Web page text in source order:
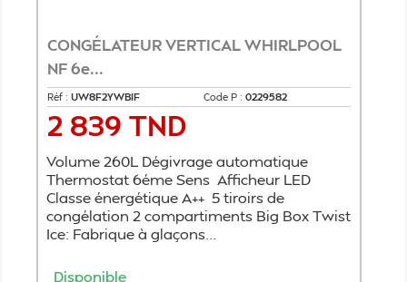
CONGÉLATEUR VERTICAL WHIRLPOOL
NF 6e...
Réf : UW8F2YWBIF Code P : 0229582
Prix
2 839 TND
Volume 260L Dégivrage automatique
Thermostat 6éme Sens Afficheur LED
Classe énergétique A++ 5 tiroirs de
congélation 2 compartiments Big Box Twist
Ice: Fabrique à glaçons...
Disponible